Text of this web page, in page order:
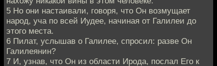
5 Но они настаивали, говоря, что Он возмущает
народ, уча по всей Иудее, начиная от Галилеи до
этого места.
6 Пилат, услышав о Галилее, спросил: разве Он
Галилеянин?
7 И, узнав, что Он из области Ирода, послал Его к